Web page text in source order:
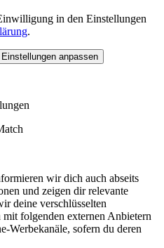
in den Einstellungen
.
Einstellungen anpassen
wir dich auch abseits
und zeigen dir relevante
deine verschlüsselten
mit folgenden externen Anbietern
Werbekanäle, sofern du deren